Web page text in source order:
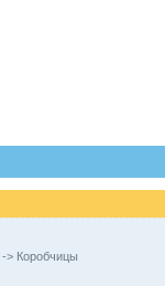
-> Коробчицы